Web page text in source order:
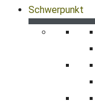
Schwerpunkt